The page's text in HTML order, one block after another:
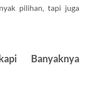
pilihan, tapi juga
Banyaknya